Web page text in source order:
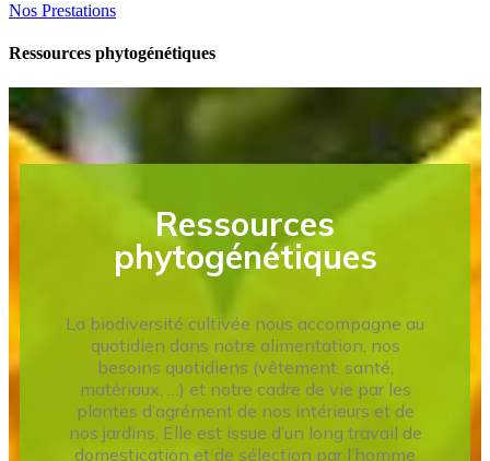
Nos Prestations
Ressources phytogénétiques
Ressources
phytogénétiques
La biodiversité cultivée nous accompagne au
quotidien dans notre alimentation, nos
besoins quotidiens (vêtement, santé,
matériaux, …) et notre cadre de vie par les
plantes d’agrément de nos intérieurs et de
nos jardins. Elle est issue d’un long travail de
domestication et de sélection par l’homme